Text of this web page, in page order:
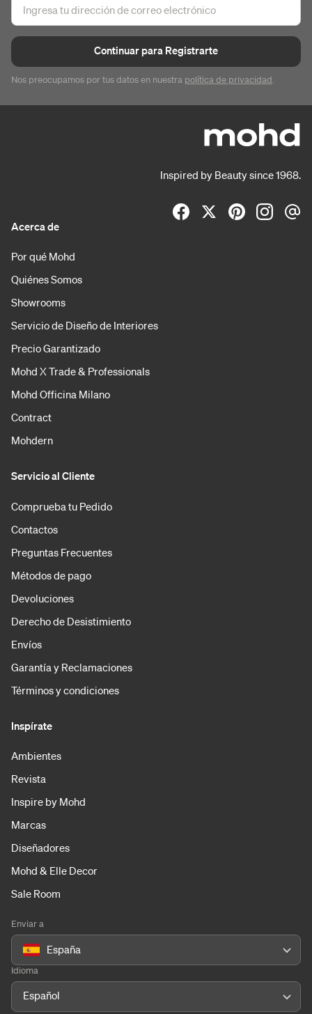
Continuar para Registrarte
Nos preocupamos por tus datos en nuestra política de privacidad.
Inspired by Beauty since 1968.
Acerca de
Por qué Mohd
Quiénes Somos
Showrooms
Servicio de Diseño de Interiores
Precio Garantizado
Mohd X Trade & Professionals
Mohd Officina Milano
Contract
Mohdern
Servicio al Cliente
Comprueba tu Pedido
Contactos
Preguntas Frecuentes
Métodos de pago
Devoluciones
Derecho de Desistimiento
Envíos
Garantía y Reclamaciones
Términos y condiciones
Inspírate
Ambientes
Revista
Inspire by Mohd
Marcas
Diseñadores
Mohd & Elle Decor
Sale Room
Enviar a
España
Idioma
Español